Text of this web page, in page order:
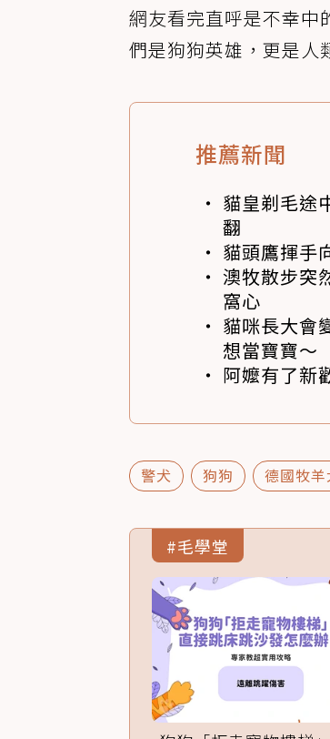
網友看完直呼是不幸中
們是狗狗英雄，更是人
推薦新聞
貓皇剃毛途
翻
貓頭鷹揮手
澳牧散步突
窩心
貓咪長大會
想當寶寶～
阿嬤有了新
警犬 狗狗 德國牧羊
#毛學堂